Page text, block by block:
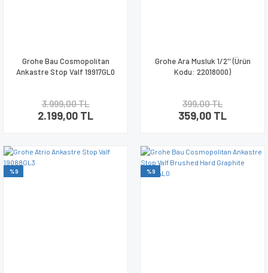
Grohe Bau Cosmopolitan
Ankastre Stop Valf 19917GL0
3.999,00 TL
2.199,00 TL
Grohe Ara Musluk 1/2'' (Ürün
Kodu: 22018000)
399,00 TL
359,00 TL
%9 %9